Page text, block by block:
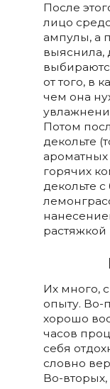
После
лицо
ампулы, а
выяснила,
от того, в
чем она
Потом
декольте
горячих
декольте
Их много,
опыту. Во-
хорошо
часов
себя
словно
Во-вторых,